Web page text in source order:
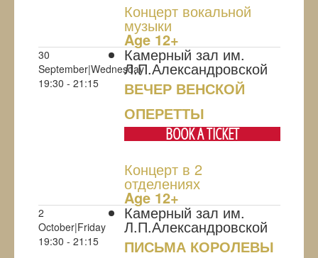
Концерт вокальной
музыки
Age 12+
30
September|Wednesday
19:30 - 21:15
Камерный зал им.
Л.П.Александровской
ВЕЧЕР ВЕНСКОЙ
ОПЕРЕТТЫ
BOOK A TICKET
Концерт в 2
отделениях
Age 12+
2
October|Friday
19:30 - 21:15
Камерный зал им.
Л.П.Александровской
ПИСЬМА КОРОЛЕВЫ